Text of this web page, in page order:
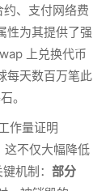
、支付网络费
性为其提供了强
上兑换代币
每天数百万笔此
。
作量证明
这不仅大幅降低
机制： 部分